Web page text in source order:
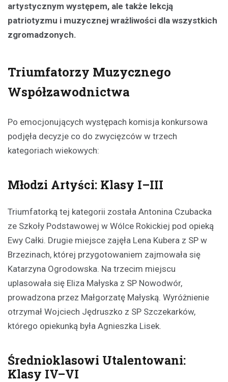
artystycznym występem, ale także lekcją
patriotyzmu i muzycznej wrażliwości dla wszystkich
zgromadzonych.
Triumfatorzy Muzycznego
Współzawodnictwa
Po emocjonujących występach komisja konkursowa
podjęła decyzje co do zwycięzców w trzech
kategoriach wiekowych:
Młodzi Artyści: Klasy I–III
Triumfatorką tej kategorii została Antonina Czubacka
ze Szkoły Podstawowej w Wólce Rokickiej pod opieką
Ewy Całki. Drugie miejsce zajęła Lena Kubera z SP w
Brzezinach, której przygotowaniem zajmowała się
Katarzyna Ogrodowska. Na trzecim miejscu
uplasowała się Eliza Małyska z SP Nowodwór,
prowadzona przez Małgorzatę Małyską. Wyróżnienie
otrzymał Wojciech Jędruszko z SP Szczekarków,
którego opiekunką była Agnieszka Lisek.
Średnioklasowi Utalentowani:
Klasy IV–VI